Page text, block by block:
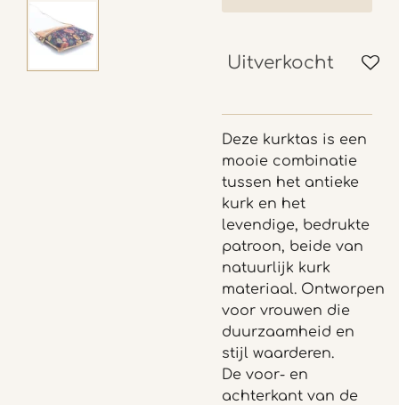
Uitverkocht
Deze kurktas is een
mooie combinatie
tussen het antieke
kurk en het
levendige, bedrukte
patroon, beide van
natuurlijk kurk
materiaal. Ontworpen
voor vrouwen die
duurzaamheid en
stijl waarderen.
De voor- en
achterkant van de